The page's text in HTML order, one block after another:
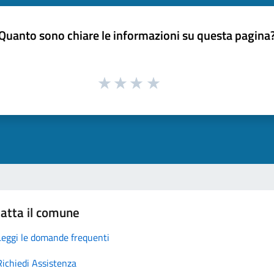
sono chiare le informazioni su questa
il comune
le domande frequenti
Assistenza